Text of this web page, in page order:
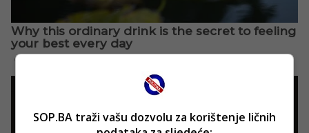
SOP.BA traži vašu dozvolu za korištenje ličnih